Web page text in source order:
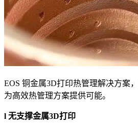
EOS 铜金属3D打印热管理解决方案
为高效热管理方案提供可能。
l 无支撑金属3D打印